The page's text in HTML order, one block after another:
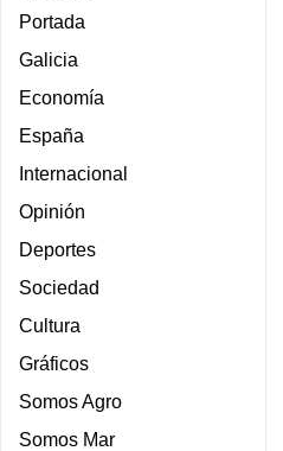
Portada
Galicia
Economía
España
Internacional
Opinión
Deportes
Sociedad
Cultura
Gráficos
Somos Agro
Somos Mar